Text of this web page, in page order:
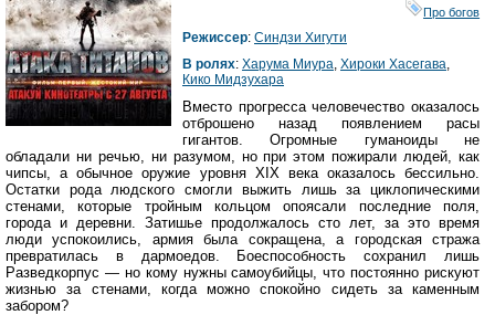
Про богов
Режиссер: Синдзи Хигути
В ролях: Харума Миура Хироки Хасегава
Кико Мидзухара
Вместо прогресса человечество оказалось
отброшено назад появлением расы
гигантов. Огромные гуманоиды не
обладали ни речью, ни разумом, но при этом пожирали людей, как
чипсы, а обычное оружие уровня XIX века оказалось бессильно.
Остатки рода людского смогли выжить лишь за циклопическими
стенами, которые тройным кольцом опоясали последние поля,
города и деревни. Затишье продолжалось сто лет, за это время
люди успокоились, армия была сокращена, а городская стража
превратилась в дармоедов. Боеспособность сохранил лишь
Разведкорпус — но кому нужны самоубийцы, что постоянно рискуют
жизнью за стенами, когда можно спокойно сидеть за каменным
забором?